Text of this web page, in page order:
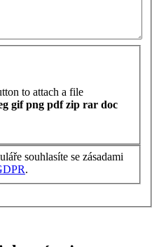
to attach a file
gif png pdf zip rar doc
souhlasíte se zásadami
.